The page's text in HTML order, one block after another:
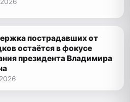
пострадавших от
остаётся в фокусе
президента Владимира